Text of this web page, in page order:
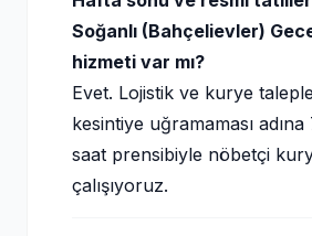
Soğanlı (Bahçelievler)
hizmeti var mı?
Evet. Lojistik ve kurye
kesintiye uğramaması
saat prensibiyle nöbetçi
çalışıyoruz.